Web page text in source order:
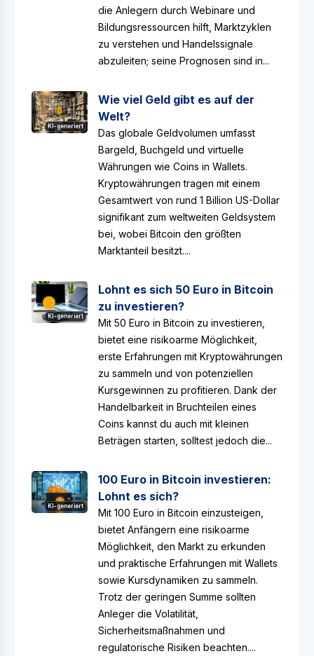
die Anlegern durch Webinare und
Bildungsressourcen hilft, Marktzyklen
zu verstehen und Handelssignale
abzuleiten; seine Prognosen sind in...
KI-generiert
Wie viel Geld gibt es auf der
Welt?
Das globale Geldvolumen umfasst
Bargeld, Buchgeld und virtuelle
Währungen wie Coins in Wallets.
Kryptowährungen tragen mit einem
Gesamtwert von rund 1 Billion US-Dollar
signifikant zum weltweiten Geldsystem
bei, wobei Bitcoin den größten
Marktanteil besitzt....
KI-generiert
Lohnt es sich 50 Euro in Bitcoin
zu investieren?
Mit 50 Euro in Bitcoin zu investieren,
bietet eine risikoarme Möglichkeit,
erste Erfahrungen mit Kryptowährungen
zu sammeln und von potenziellen
Kursgewinnen zu profitieren. Dank der
Handelbarkeit in Bruchteilen eines
Coins kannst du auch mit kleinen
Beträgen starten, solltest jedoch die...
KI-generiert
100 Euro in Bitcoin investieren:
Lohnt es sich?
Mit 100 Euro in Bitcoin einzusteigen,
bietet Anfängern eine risikoarme
Möglichkeit, den Markt zu erkunden
und praktische Erfahrungen mit Wallets
sowie Kursdynamiken zu sammeln.
Trotz der geringen Summe sollten
Anleger die Volatilität,
Sicherheitsmaßnahmen und
regulatorische Risiken beachten....